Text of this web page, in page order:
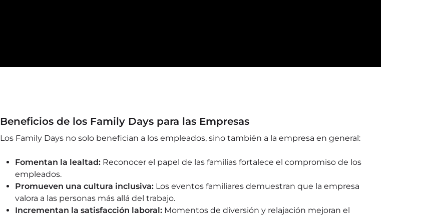
Beneficios de los Family Days para las Empresas
Los Family Days no solo benefician a los empleados, sino también a la empresa en general:
Fomentan la lealtad: Reconocer el papel de las familias fortalece el compromiso de los
empleados.
Promueven una cultura inclusiva: Los eventos familiares demuestran que la empresa
valora a las personas más allá del trabajo.
Incrementan la satisfacción laboral: Momentos de diversión y relajación mejoran el